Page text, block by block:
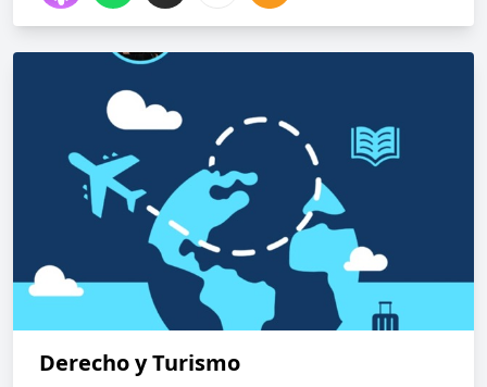
Derecho y Turismo